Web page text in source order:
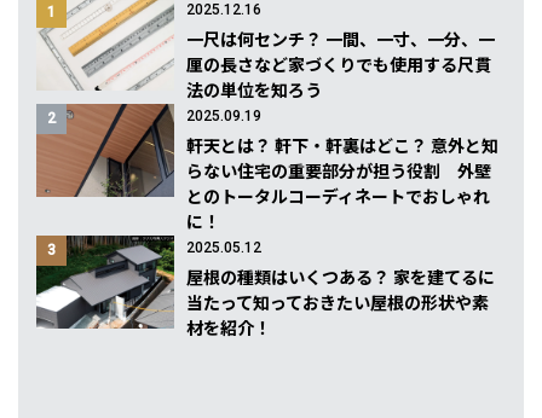
1 2025.12.16
一尺は何センチ？ 一間、一寸、一分、一
厘の長さなど家づくりでも使用する尺貫
法の単位を知ろう
2 2025.09.19
軒天とは？ 軒下・軒裏はどこ？ 意外と知
らない住宅の重要部分が担う役割 外壁
とのトータルコーディネートでおしゃれ
に！
3 2025.05.12
屋根の種類はいくつある？ 家を建てるに
当たって知っておきたい屋根の形状や素
材を紹介！